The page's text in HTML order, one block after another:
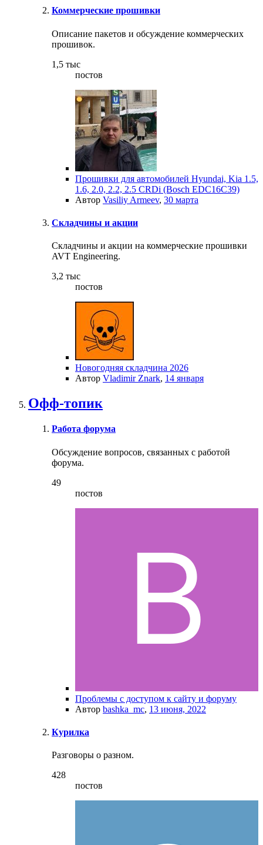
Коммерческие прошивки
Описание пакетов и обсуждение коммерческих
прошивок.
1,5 тыс
постов
Прошивки для автомобилей Hyundai, Kia 1.5,
1.6, 2.0, 2.2, 2.5 CRDi (Bosch EDC16C39)
Автор Vasiliy Armeev, 30 марта
Складчины и акции
Складчины и акции на коммерческие прошивки
AVT Engineering.
3,2 тыс
постов
Новогодняя складчина 2026
Автор Vladimir Znark, 14 января
Офф-топик
Работа форума
Обсуждение вопросов, связанных с работой
форума.
49
постов
Проблемы с доступом к сайту и форуму
Автор bashka_mc, 13 июня, 2022
Курилка
Разговоры о разном.
428
постов